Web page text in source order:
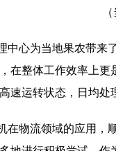
中心为当地果农带来
在整体工作效率上
速运转状态，日均处
在物流领域的应用，